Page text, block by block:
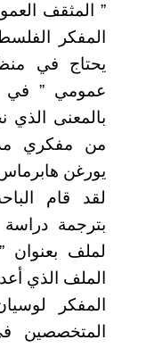
” المثقف
المفكر
يحتاج في
عمومي ” في
بالمعنى الذي
من مفكري
يورغن
لقد قام
بترجمة
لملف بعنوان
الملف الذي
المفكر
المتخصصين